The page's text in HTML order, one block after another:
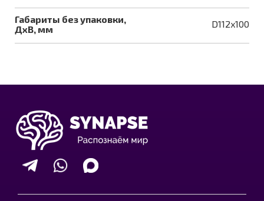
Габариты без упаковки,
ДхВ, мм
D112x100